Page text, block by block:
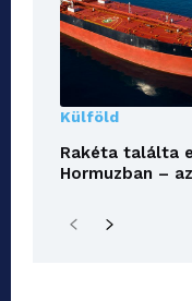
Külföld
Rakéta találta
Hormuzban –